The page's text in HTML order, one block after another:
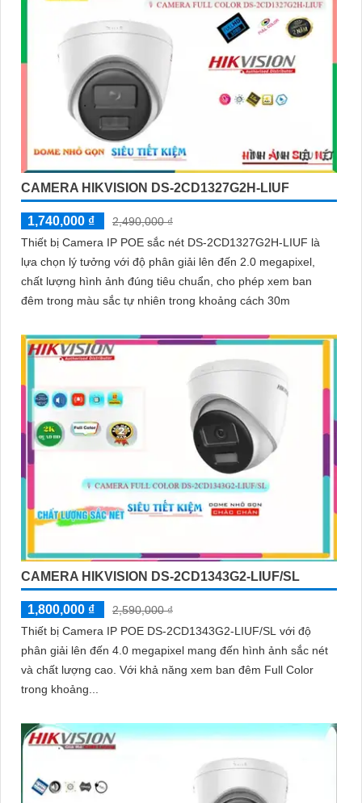
CAMERA HIKVISION DS-2CD1327G2H-LIUF
1,740,000 ₫
2,490,000 ₫
Thiết bị Camera IP POE sắc nét DS-2CD1327G2H-LIUF là
lựa chọn lý tưởng với độ phân giải lên đến 2.0 megapixel,
chất lượng hình ảnh đúng tiêu chuẩn, cho phép xem ban
đêm trong màu sắc tự nhiên trong khoảng cách 30m
CAMERA HIKVISION DS-2CD1343G2-LIUF/SL
1,800,000 ₫
2,590,000 ₫
Thiết bị Camera IP POE DS-2CD1343G2-LIUF/SL với độ
phân giải lên đến 4.0 megapixel mang đến hình ảnh sắc nét
và chất lượng cao. Với khả năng xem ban đêm Full Color
trong khoảng...